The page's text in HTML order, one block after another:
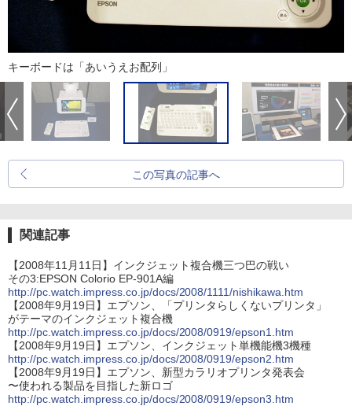
キーボードは「あいうえお配列」
この写真の記事へ
関連記事
【2008年11月11日】インクジェット複合機三つ巴の戦い
その3:EPSON Colorio EP-901A編
http://pc.watch.impress.co.jp/docs/2008/1111/nishikawa.htm
【2008年9月19日】エプソン、「プリンタらしくないプリンタ」
がテーマのインクジェット複合機
http://pc.watch.impress.co.jp/docs/2008/0919/epson1.htm
【2008年9月19日】エプソン、インクジェット単機能機3機種
http://pc.watch.impress.co.jp/docs/2008/0919/epson2.htm
【2008年9月19日】エプソン、新型カラリオプリンタ発表会
〜使われる製品を目指した新ロゴ
http://pc.watch.impress.co.jp/docs/2008/0919/epson3.htm